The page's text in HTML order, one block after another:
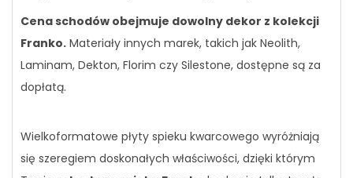
Cena schodów obejmuje dowolny dekor z kolekcji
Franko. Materiały innych marek, takich jak Neolith,
Laminam, Dekton, Florim czy Silestone, dostępne są za
dopłatą.
Wielkoformatowe płyty spieku kwarcowego wyróżniają
się szeregiem doskonałych właściwości, dzięki którym